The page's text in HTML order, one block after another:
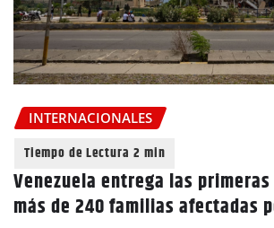
INTERNACIONALES
Venezuela entrega las
más de 240 familias afectadas